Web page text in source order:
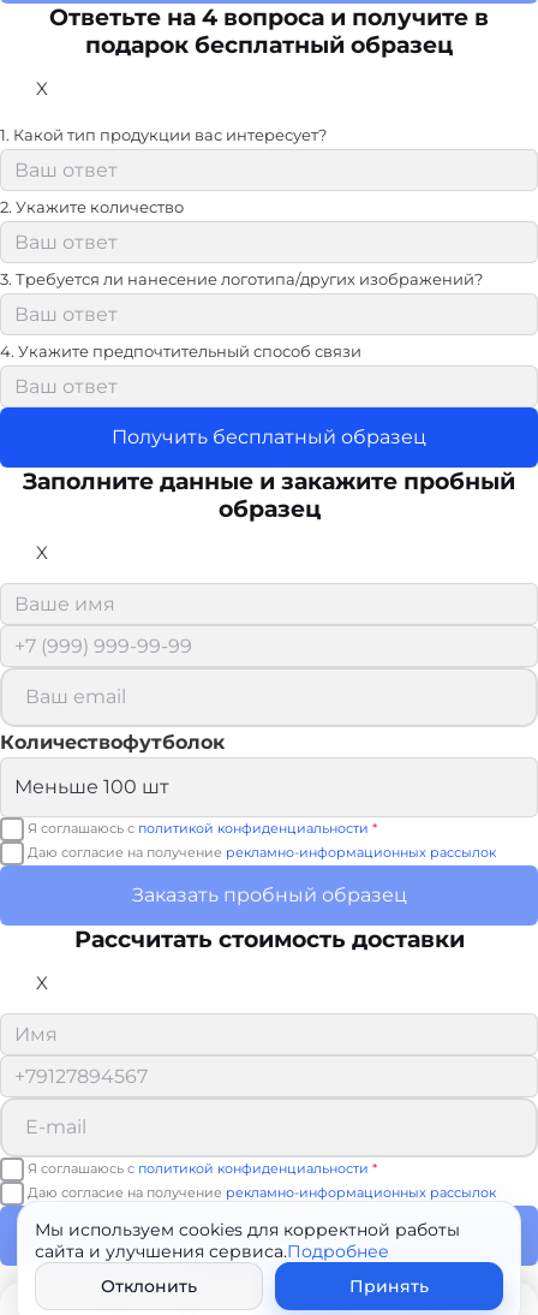
Ответьте на 4 вопроса и получите в
подарок бесплатный образец
X
1. Какой тип продукции вас интересует?
2. Укажите количество
3. Требуется ли нанесение логотипа/других изображений?
4. Укажите предпочтительный способ связи
Получить бесплатный образец
Заполните данные и закажите пробный
образец
X
Количествофутболок
Я соглашаюсь с политикой конфиденциальности *
Даю согласие на получение рекламно-информационных рассылок
Заказать пробный образец
Рассчитать стоимость доставки
X
Я соглашаюсь с политикой конфиденциальности *
Даю согласие на получение рекламно-информационных рассылок
Рассчитать доставку
Спасибо!
Мы свяжемся с вами в ближайшее время.
Мы используем cookies для корректной работы
сайта и улучшения сервиса.Подробнее
Отклонить
Принять